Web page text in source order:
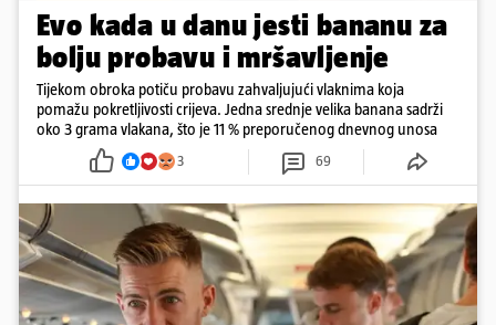
Evo kada u danu jesti bananu za
bolju probavu i mršavljenje
Tijekom obroka potiču probavu zahvaljujući vlaknima koja
pomažu pokretljivosti crijeva. Jedna srednje velika banana sadrži
oko 3 grama vlakana, što je 11 % preporučenog dnevnog unosa
3 69